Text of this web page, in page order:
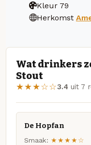
Kleur 79
Herkomst
Wat drinkers
Stout
★★★☆☆3.4 uit 7
De Hopfan
Smaak: ★★★★☆